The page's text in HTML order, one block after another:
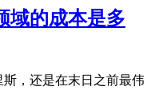
域的成本是多
，还是在末日之前最伟